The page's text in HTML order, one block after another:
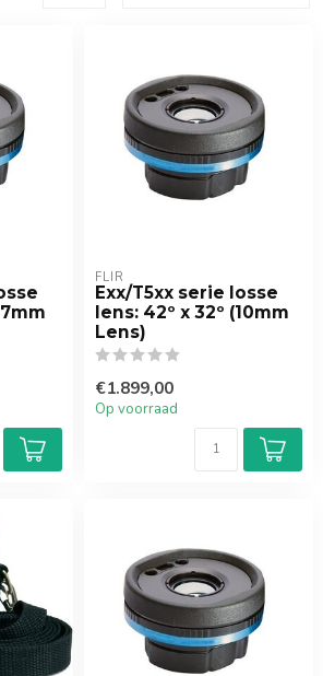
FLIR
Exx/T5xx serie losse
lens: 42º x 32º (10mm
Lens)
€1.899,00
Op voorraad